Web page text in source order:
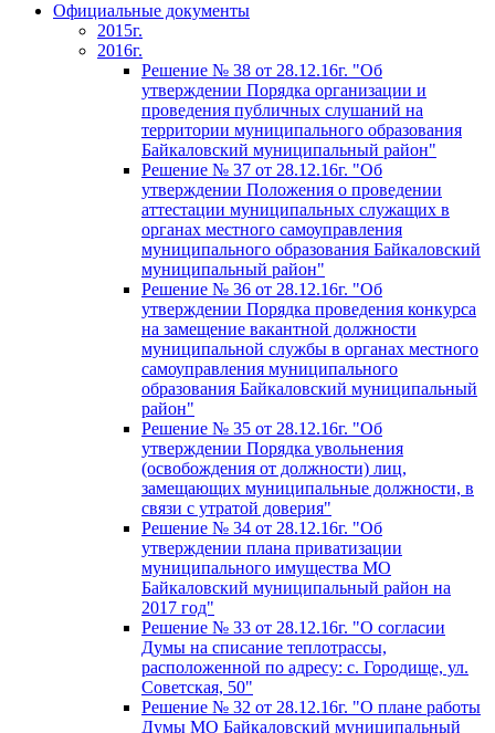
Официальные документы
2015г.
2016г.
Решение № 38 от 28.12.16г. "Об
утверждении Порядка организации и
проведения публичных слушаний на
территории муниципального образования
Байкаловский муниципальный район"
Решение № 37 от 28.12.16г. "Об
утверждении Положения о проведении
аттестации муниципальных служащих в
органах местного самоуправления
муниципального образования Байкаловский
муниципальный район"
Решение № 36 от 28.12.16г. "Об
утверждении Порядка проведения конкурса
на замещение вакантной должности
муниципальной службы в органах местного
самоуправления муниципального
образования Байкаловский муниципальный
район"
Решение № 35 от 28.12.16г. "Об
утверждении Порядка увольнения
(освобождения от должности) лиц,
замещающих муниципальные должности, в
связи с утратой доверия"
Решение № 34 от 28.12.16г. "Об
утверждении плана приватизации
муниципального имущества МО
Байкаловский муниципальный район на
2017 год"
Решение № 33 от 28.12.16г. "О согласии
Думы на списание теплотрассы,
расположенной по адресу: с. Городище, ул.
Советская, 50"
Решение № 32 от 28.12.16г. "О плане работы
Думы МО Байкаловский муниципальный